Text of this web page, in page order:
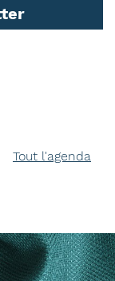
Tout l'agenda